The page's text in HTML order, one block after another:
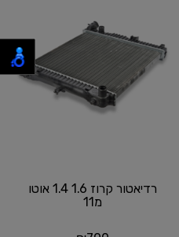
רדיאטור קרוז 1.6 1.4 אוטו
מ11